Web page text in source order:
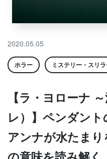
2020.05.05
ホラー ミステリー・スリ
【ラ・ヨローナ
レ）】ペンダント
アンナが水たま